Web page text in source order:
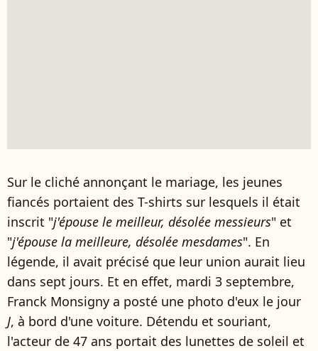
Sur le cliché annonçant le mariage, les jeunes
fiancés portaient des T-shirts sur lesquels il était
inscrit "j'épouse le meilleur, désolée messieurs" et
"j'épouse la meilleure, désolée mesdames". En
légende, il avait précisé que leur union aurait lieu
dans sept jours. Et en effet, mardi 3 septembre,
Franck Monsigny a posté une photo d'eux le jour
J, à bord d'une voiture. Détendu et souriant,
l'acteur de 47 ans portait des lunettes de soleil et